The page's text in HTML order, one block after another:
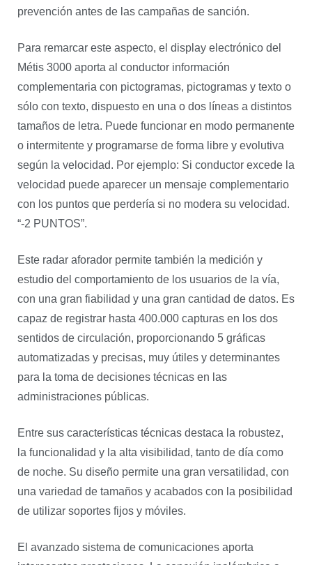
prevención antes de las campañas de sanción.
Para remarcar este aspecto, el display electrónico del
Métis 3000 aporta al conductor información
complementaria con pictogramas, pictogramas y texto o
sólo con texto, dispuesto en una o dos líneas a distintos
tamaños de letra. Puede funcionar en modo permanente
o intermitente y programarse de forma libre y evolutiva
según la velocidad. Por ejemplo: Si conductor excede la
velocidad puede aparecer un mensaje complementario
con los puntos que perdería si no modera su velocidad.
“-2 PUNTOS”.
Este radar aforador permite también la medición y
estudio del comportamiento de los usuarios de la vía,
con una gran fiabilidad y una gran cantidad de datos. Es
capaz de registrar hasta 400.000 capturas en los dos
sentidos de circulación, proporcionando 5 gráficas
automatizadas y precisas, muy útiles y determinantes
para la toma de decisiones técnicas en las
administraciones públicas.
Entre sus características técnicas destaca la robustez,
la funcionalidad y la alta visibilidad, tanto de día como
de noche. Su diseño permite una gran versatilidad, con
una variedad de tamaños y acabados con la posibilidad
de utilizar soportes fijos y móviles.
El avanzado sistema de comunicaciones aporta